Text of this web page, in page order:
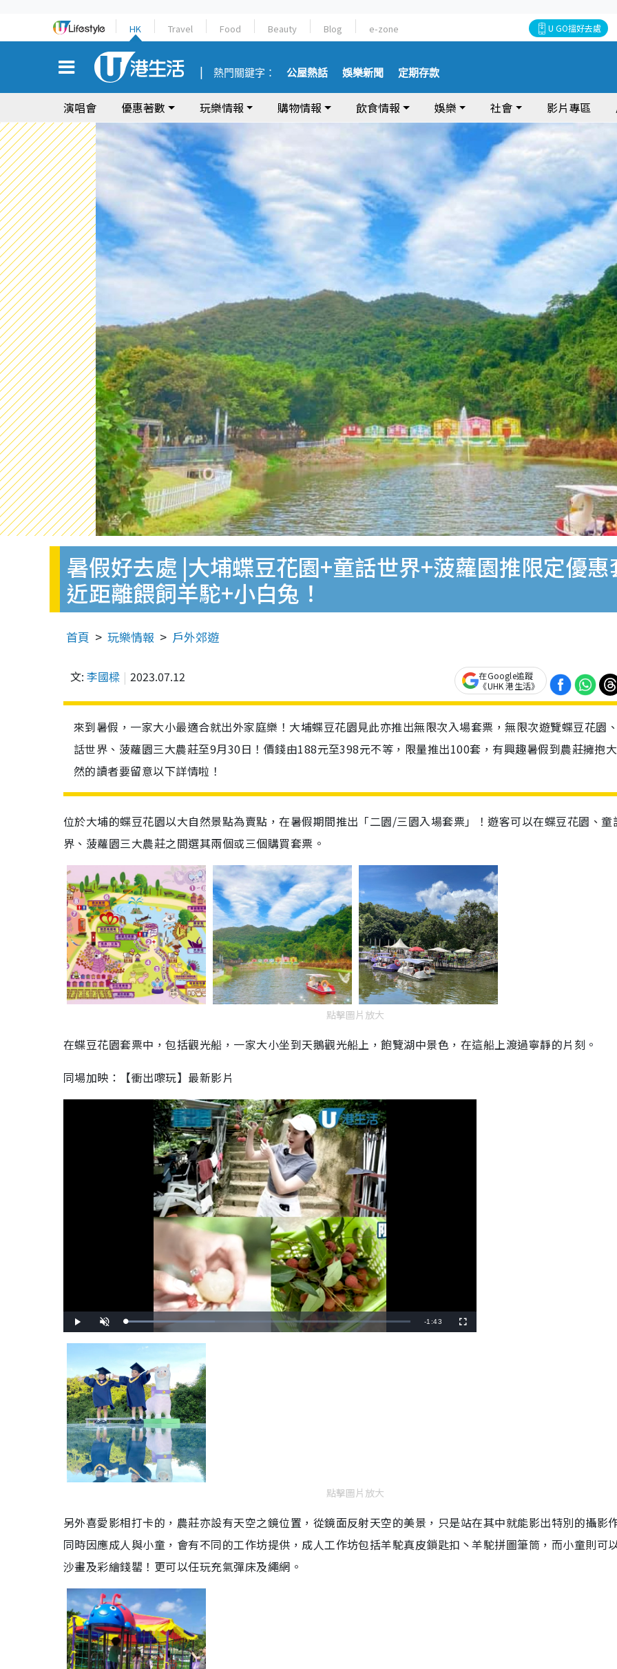
HK Travel Food Beauty Blog e-zone U GO搵好去處
熱門關鍵字： 公屋熱話 娛樂新聞 定期存款
演唱會 優惠著數 玩樂情報 購物情報 飲食情報 娛樂 社會 影片專區
暑假好去處 |大埔蝶豆花園+童話世界+菠蘿園推限定優
近距離餵飼羊駝+小白兔！
首頁 玩樂情報 戶外郊遊
文: 李國樑 2023.07.12
在Google追蹤
《UHK 港生活》
來到暑假，一家大小最適合就出外家庭樂！大埔蝶豆花園見此亦推出無限次入場套票，無限次遊覽蝶豆花園
話世界、菠蘿園三大農莊至9月30日！價錢由188元至398元不等，限量推出100套，有興趣暑假到農莊擁抱
然的讀者要留意以下詳情啦！
位於大埔的蝶豆花園以大自然景點為賣點，在暑假期間推出「二園/三園入場套票」！遊客可以在蝶豆花園、童
界、菠蘿園三大農莊之間選其兩個或三個購買套票。
點擊圖片放大
在蝶豆花園套票中，包括觀光船，一家大小坐到天鵝觀光船上，飽覽湖中景色，在這船上渡過寧靜的片刻。
同場加映：【衝出嚟玩】最新影片
l
n
u
L
d
3
1
.
4
6
%
R
i
m
-1:43
u
點擊圖片放大
另外喜愛影相打卡的，農莊亦設有天空之鏡位置，從鏡面反射天空的美景，只是站在其中就能影出特別的攝影
同時因應成人與小童，會有不同的工作坊提供，成人工作坊包括羊駝真皮鎖匙扣丶羊駝拼圖筆筒，而小童則可
沙畫及彩繪錢罌！更可以任玩充氣彈床及繩網。